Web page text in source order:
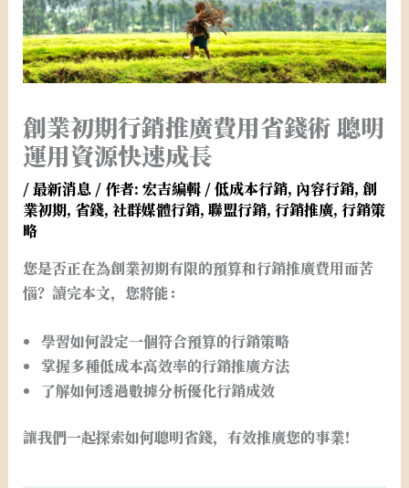
創業初期行銷推廣費用省錢術 聰明
運用資源快速成長
/最新消息/ 作者: 宏吉編輯 /低成本行銷, 內容行銷, 創
業初期, 省錢, 社群媒體行銷, 聯盟行銷, 行銷推廣, 行銷策
略
您是否正在為創業初期有限的預算和行銷推廣費用而苦
惱？讀完本文，您將能：
學習如何設定一個符合預算的行銷策略
掌握多種低成本高效率的行銷推廣方法
了解如何透過數據分析優化行銷成效
讓我們一起探索如何聰明省錢，有效推廣您的事業！